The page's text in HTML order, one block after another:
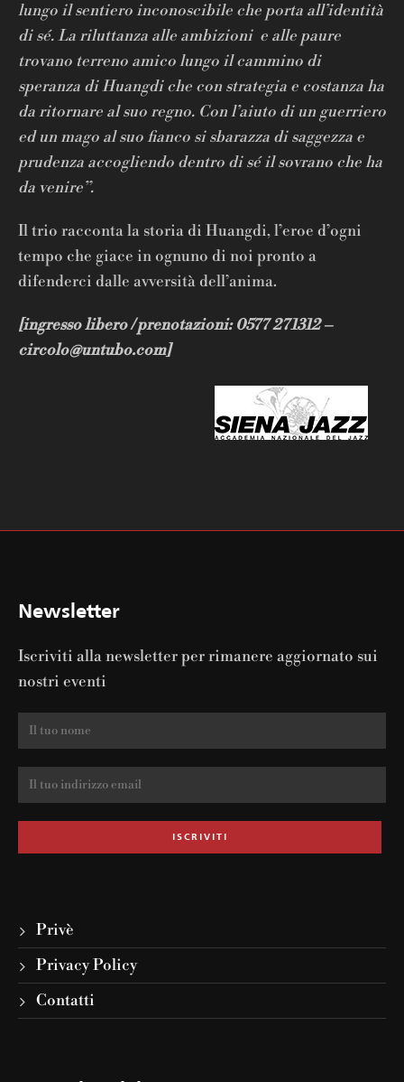
lungo il sentiero inconoscibile che porta all’identità
di sé. La riluttanza alle ambizioni e alle paure
trovano terreno amico lungo il cammino di
speranza di Huangdi che con strategia e costanza ha
da ritornare al suo regno. Con l’aiuto di un guerriero
ed un mago al suo fianco si sbarazza di saggezza e
prudenza accogliendo dentro di sé il sovrano che ha
da venire”.
Il trio racconta la storia di Huangdi, l’eroe d’ogni
tempo che giace in ognuno di noi pronto a
difenderci dalle avversità dell’anima.
[ingresso libero / prenotazioni: 0577 271312 –
circolo@untubo.com]
Newsletter
Iscriviti alla newsletter per rimanere aggiornato sui
nostri eventi
Privè
Privacy Policy
Contatti